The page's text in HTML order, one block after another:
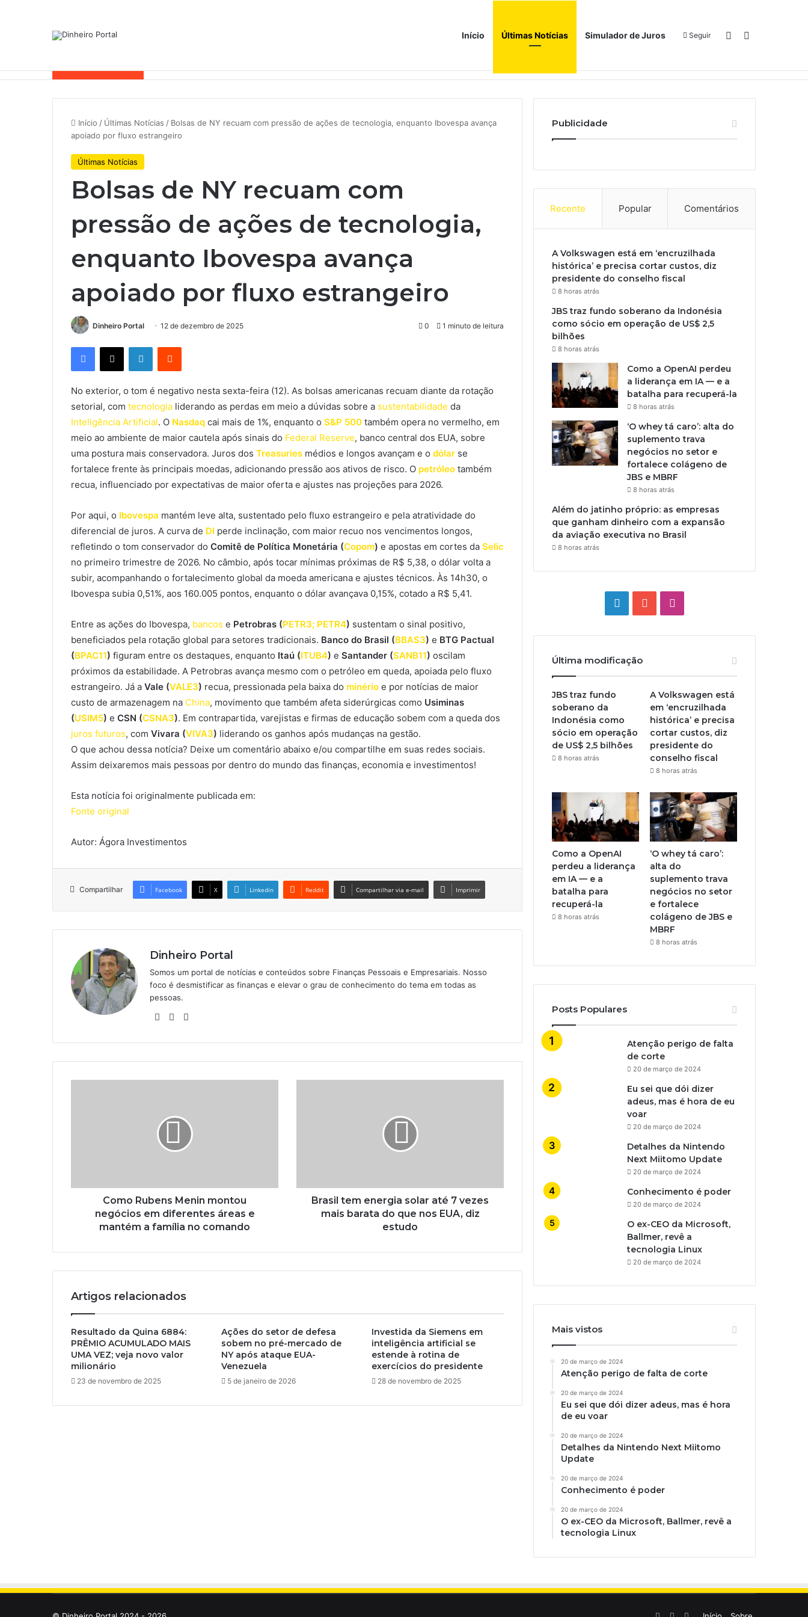
Início Últimas Notícias Simulador de Juros Seguir Switch skin
Início / Últimas Notícias / Bolsas de NY recuam com pressão de ações de tecnologia, enquanto Ibovespa avança
apoiado por fluxo estrangeiro
Últimas Notícias
Bolsas de NY recuam com
pressão de ações de tecnologia,
enquanto Ibovespa avança
apoiado por fluxo estrangeiro
Dinheiro Portal 12 de dezembro de 2025 0 1 minuto de leitura
Facebook
X LinkedinReddit
No exterior, o tom é negativo nesta sexta-feira (12). As bolsas americanas recuam diante da rotação
setorial, com tecnologia liderando as perdas em meio a dúvidas sobre a sustentabilidade da
Inteligência Artificial. O Nasdaq cai mais de 1%, enquanto o S&P 500 também opera no vermelho, em
meio ao ambiente de maior cautela após sinais do Federal Reserve, banco central dos EUA, sobre
uma postura mais conservadora. Juros dos Treasuries médios e longos avançam e o dólar se
fortalece frente às principais moedas, adicionando pressão aos ativos de risco. O petróleo também
recua, influenciado por expectativas de maior oferta e ajustes nas projeções para 2026.
Por aqui, o Ibovespa mantém leve alta, sustentado pelo fluxo estrangeiro e pela atratividade do
diferencial de juros. A curva de DI perde inclinação, com maior recuo nos vencimentos longos,
refletindo o tom conservador do Comitê de Política Monetária (Copom) e apostas em cortes da Selic
no primeiro trimestre de 2026. No câmbio, após tocar mínimas próximas de R$ 5,38, o dólar volta a
subir, acompanhando o fortalecimento global da moeda americana e ajustes técnicos. Às 14h30, o
Ibovespa subia 0,51%, aos 160.005 pontos, enquanto o dólar avançava 0,15%, cotado a R$ 5,41.
Entre as ações do Ibovespa, bancos e Petrobras (PETR3; PETR4) sustentam o sinal positivo,
beneficiados pela rotação global para setores tradicionais. Banco do Brasil (BBAS3) e BTG Pactual
(BPAC11) figuram entre os destaques, enquanto Itaú (ITUB4) e Santander (SANB11) oscilam
próximos da estabilidade. A Petrobras avança mesmo com o petróleo em queda, apoiada pelo fluxo
estrangeiro. Já a Vale (VALE3) recua, pressionada pela baixa do minério e por notícias de maior
custo de armazenagem na China, movimento que também afeta siderúrgicas como Usiminas
(USIM5) e CSN (CSNA3). Em contrapartida, varejistas e firmas de educação sobem com a queda dos
juros futuros, com Vivara (VIVA3) liderando os ganhos após mudanças na gestão.
O que achou dessa notícia? Deixe um comentário abaixo e/ou compartilhe em suas redes sociais.
Assim deixaremos mais pessoas por dentro do mundo das finanças, economia e investimentos!
Esta notícia foi originalmente publicada em:
Fonte original
Autor: Ágora Investimentos
Compartilhar Facebook X Linkedin Reddit Compartilhar via e-mail Imprimir
Dinheiro Portal
Somos um portal de notícias e conteúdos sobre Finanças Pessoais e Empresariais. Nosso
foco é desmistificar as finanças e elevar o grau de conhecimento do tema em todas as
pessoas.
WebsiteLinkedin
Como Rubens Menin montou
negócios em diferentes áreas e
mantém a família no comando
Brasil tem energia solar até 7 vezes
mais barata do que nos EUA, diz
estudo
Artigos relacionados
Resultado da Quina 6884:
PRÊMIO ACUMULADO MAIS
UMA VEZ; veja novo valor
milionário
23 de novembro de 2025
Ações do setor de defesa
sobem no pré-mercado de
NY após ataque EUA-
Venezuela
5 de janeiro de 2026
Investida da Siemens em
inteligência artificial se
estende à rotina de
exercícios do presidente
28 de novembro de 2025
Publicidade
Recente Popular Comentários
A Volkswagen está em ‘encruzilhada
histórica’ e precisa cortar custos, diz
presidente do conselho fiscal
8 horas atrás
JBS traz fundo soberano da Indonésia
como sócio em operação de US$ 2,5
bilhões
8 horas atrás
Como a OpenAI perdeu
a liderança em IA — e a
batalha para recuperá-la
8 horas atrás
‘O whey tá caro’: alta do
suplemento trava
negócios no setor e
fortalece colágeno de
JBS e MBRF
8 horas atrás
Além do jatinho próprio: as empresas
que ganham dinheiro com a expansão
da aviação executiva no Brasil
8 horas atrás
LinkedinYouTube
Última modificação
JBS traz fundo
soberano da
Indonésia como
sócio em operação
de US$ 2,5 bilhões
8 horas atrás
A Volkswagen está
em ‘encruzilhada
histórica’ e precisa
cortar custos, diz
presidente do
conselho fiscal
8 horas atrás
Como a OpenAI
perdeu a liderança
em IA — e a
batalha para
recuperá-la
8 horas atrás
‘O whey tá caro’:
alta do
suplemento trava
negócios no setor
e fortalece
colágeno de JBS e
MBRF
8 horas atrás
Posts Populares
Atenção perigo de falta
de corte
20 de março de 2024
Eu sei que dói dizer
adeus, mas é hora de eu
voar
20 de março de 2024
Detalhes da Nintendo
Next Miitomo Update
20 de março de 2024
Conhecimento é poder
20 de março de 2024
O ex-CEO da Microsoft,
Ballmer, revê a
tecnologia Linux
20 de março de 2024
Mais vistos
20 de março de 2024
Atenção perigo de falta de corte
20 de março de 2024
Eu sei que dói dizer adeus, mas é hora
de eu voar
20 de março de 2024
Detalhes da Nintendo Next Miitomo
Update
20 de março de 2024
Conhecimento é poder
20 de março de 2024
O ex-CEO da Microsoft, Ballmer, revê a
tecnologia Linux
LinkedinYouTubeInstagram